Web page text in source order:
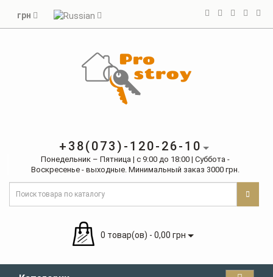
грн
+38(073)-120-26-10
Понедельник – Пятница | с 9:00 до 18:00 | Суббота -
Воскресенье - выходные. Минимальный заказ 3000 грн.
0 товар(ов) - 0,00 грн